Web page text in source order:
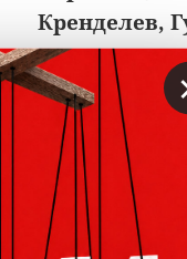
Кренделев,
«размытые»
Марина
Хабалова,
Венера
Опубликовано
16.04.2026